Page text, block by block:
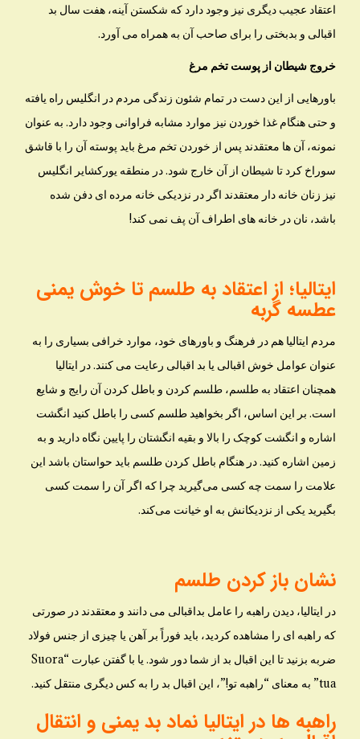
اعتقاد عجیب دیگری نیز وجود دارد که شکستن آینه، هفت سال بد
اقبالی و بدبختی را برای صاحب آن به همراه می آورد.
خروج شیطان از پوست تخم مرغ
باورهایی از این دست در تمام شئون زندگی مردم در انگلیس راه یافته
و حتی هنگام غذا خوردن نیز موارد مشابه فراوانی وجود دارد. به عنوان
نمونه، آن ها معتقدند پس از خوردن تخم مرغ باید پوسته آن را با قاشق
سوراخ کرد تا شیطان از آن خارج شود. در منطقه یورکشایر انگلیس
نیز زنان خانه دار معتقدند اگر در نزدیکی خانه مرده ای دفن شده
باشد، نان در خانه های اطراف آن پف نمی کند!
ایتالیا؛ از اعتقاد به طلسم تا خوش یمنی
عطسه گربه
مردم ایتالیا هم در فرهنگ و باورهای خود، موارد خرافی بسیاری را به
عنوان عوامل خوش اقبالی یا بد اقبالی رعایت می کنند. در ایتالیا
همچنان اعتقاد به طلسم، طلسم کردن و باطل کردن آن رایج و شایع
است. بر این اساس، اگر بخواهید طلسم کسی را باطل کنید انگشت
اشاره و انگشت کوچک را بالا و بقیه انگشتان را پایین نگاه دارید و به
زمین اشاره کنید. در هنگام باطل کردن طلسم باید حواستان باشد این
علامت را سمت چه کسی می‌گیرید چرا که اگر آن را سمت کسی
بگیرید یکی از نزدیکانش به او خیانت می‌کند.
نشان باز کردن طلسم
در ایتالیا، دیدن راهبه را عامل بداقبالی می دانند و معتقدند در صورتی
که راهبه ای را مشاهده کردید، باید فوراً بر آهن یا چیزی از جنس فولاد
ضربه بزنید تا این اقبال بد از شما دور شود. یا با گفتن عبارت “Suora
tua” به معنای “راهبه تو!”، این اقبال بد را به کس دیگری منتقل کنید.
راهبه ها در ایتالیا نماد بد یمنی و انتقال